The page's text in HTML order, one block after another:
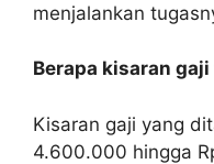
menjalankan
Berapa kisaran
Kisaran gaji yang
4.600.000 hingga